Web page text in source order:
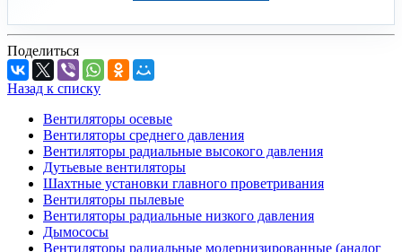
Поделиться
Назад к списку
Вентиляторы осевые
Вентиляторы среднего давления
Вентиляторы радиальные высокого давления
Дутьевые вентиляторы
Шахтные установки главного проветривания
Вентиляторы пылевые
Вентиляторы радиальные низкого давления
Дымососы
Вентиляторы радиальные модернизированные (аналог